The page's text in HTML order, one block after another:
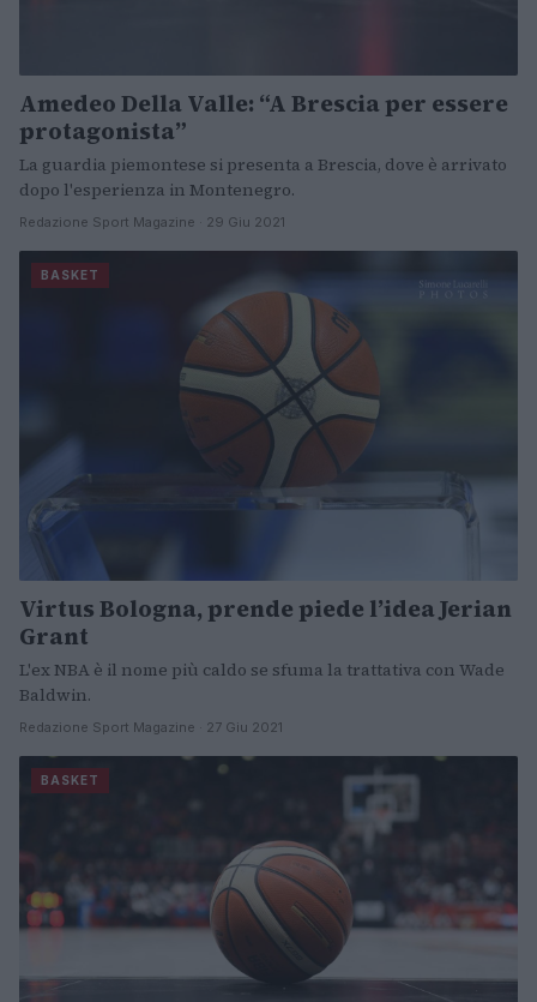
Amedeo Della Valle: “A Brescia per essere
protagonista”
La guardia piemontese si presenta a Brescia, dove è arrivato
dopo l'esperienza in Montenegro.
Redazione Sport Magazine · 29 Giu 2021
BASKET
Virtus Bologna, prende piede l’idea Jerian
Grant
L'ex NBA è il nome più caldo se sfuma la trattativa con Wade
Baldwin.
Redazione Sport Magazine · 27 Giu 2021
BASKET